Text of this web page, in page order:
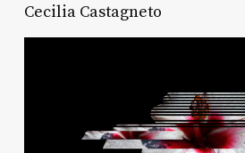
Cecilia Castagneto